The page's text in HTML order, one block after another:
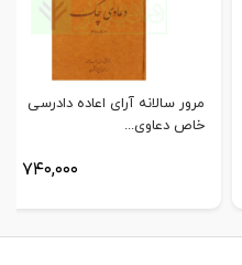
مرور سالانه آرای اعاده دادرسی
خاص دعاوی...
۷۴۰,۰۰۰